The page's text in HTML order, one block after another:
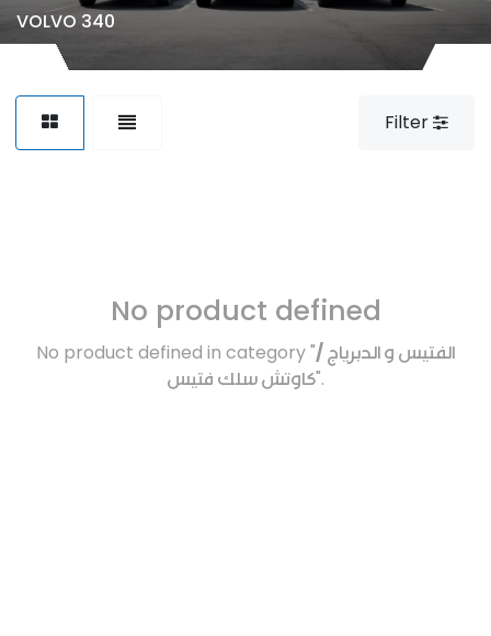
VOLVO 340
Filter
No product defined
No product defined in category "الفتيس و الدبرياج /
كاوتش سلك فتيس".